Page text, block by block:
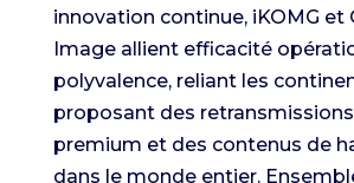
innovation continue, iKOMG et
Image allient efficacité
polyvalence, reliant les
proposant des
premium et des contenus de
dans le monde entier.